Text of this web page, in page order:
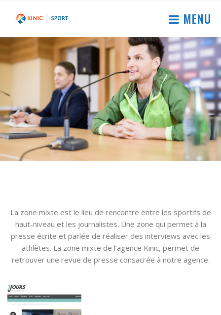
MENU
La zone mixte est le lieu de rencontre entre les sportifs de
haut-niveau et les journalistes. Une zone qui permet à la
presse écrite et parlée de réaliser des interviews avec les
athlètes. La zone mixte de l’agence Kinic, permet de
retrouver une revue de presse consacrée à notre agence.